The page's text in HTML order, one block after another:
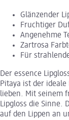
Glänzender
Fruchtiger
Angenehme
Zartrosa
Für
Der essence
Pitaya ist der
lieben. Mit seinem
Lipgloss die Sinne.
auf den Lippen an